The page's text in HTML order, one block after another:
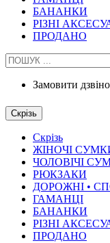
БАНАНКИ
РІЗНІ
ПРОДАНО
Замовити
Скрізь
Скрізь
ЖІНОЧІ
ЧОЛОВІЧІ
РЮКЗАКИ
ДОРОЖНІ •
ГАМАНЦІ
БАНАНКИ
РІЗНІ
ПРОДАНО